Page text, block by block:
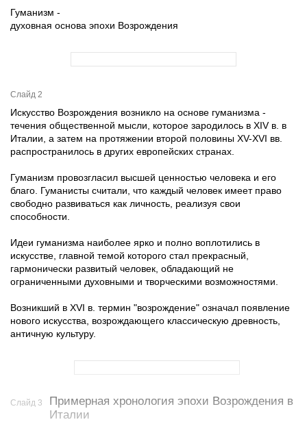
Гуманизм -
духовная основа эпохи Возрождения
Слайд 2
Искусство Возрождения возникло на основе гуманизма -
течения общественной мысли, которое зародилось в XIV в. в
Италии, а затем на протяжении второй половины XV-XVI вв.
распространилось в других европейских странах.
Гуманизм провозгласил высшей ценностью человека и его
благо. Гуманисты считали, что каждый человек имеет право
свободно развиваться как личность, реализуя свои
способности.
Идеи гуманизма наиболее ярко и полно воплотились в
искусстве, главной темой которого стал прекрасный,
гармонически развитый человек, обладающий не
ограниченными духовными и творческими возможностями.
Возникший в XVI в. термин "возрождение" означал появление
нового искусства, возрождающего классическую древность,
античную культуру.
Слайд 3
Примерная хронология эпохи Возрождения в
Италии